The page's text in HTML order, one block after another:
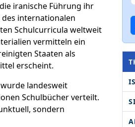
iranische Führung ihr
internationalen
Schulcurricula weltweit
vermitteln ein
Staaten als
erscheint.
landesweit
Schulbücher verteilt.
sondern